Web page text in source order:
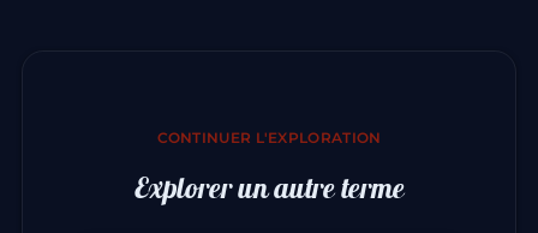
CONTINUER L'EXPLORATION
Explorer un autre terme